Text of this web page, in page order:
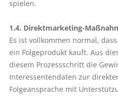
spielen.
1.4. Direktmarketing-
Es ist vollkommen normal,
ein Folgeprodukt kauft. Aus
diesem Prozessschritt die
Interessentendaten zur
Folgeansprache mit